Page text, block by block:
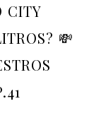
CITY
💸